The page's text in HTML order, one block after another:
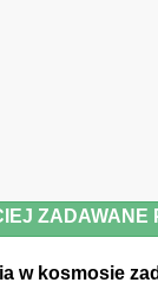
kosmiczna
, laureat Nagrody
Przeczytaj
ZADAWANE
w kosmosie